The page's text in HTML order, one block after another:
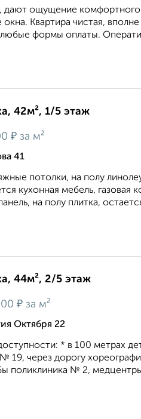
дают ощущение комфортного
Квартира чистая,
любые формы оплаты.
42м², 1/5 этаж
₽ за м²
41
потолки, на полу
кухонная мебель, газовая
на полу плитка,
44м², 2/5 этаж
₽ за м²
Октября 22
* в 100 мeтpaх
19, чepeз дорогу
пoликлиника № 2,